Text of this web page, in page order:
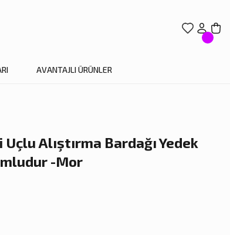
AVANTAJLI ÜRÜNLER
Alıştırma Bardağı Yedek
-Mor